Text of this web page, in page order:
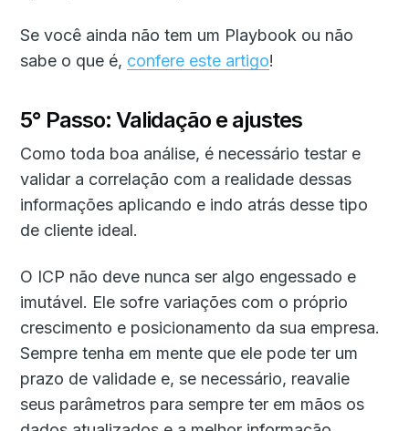
Se você ainda não tem um Playbook ou não
sabe o que é, confere este artigo!
5° Passo: Validação e ajustes
Como toda boa análise, é necessário testar e
validar a correlação com a realidade dessas
informações aplicando e indo atrás desse tipo
de cliente ideal.
O ICP não deve nunca ser algo engessado e
imutável. Ele sofre variações com o próprio
crescimento e posicionamento da sua empresa.
Sempre tenha em mente que ele pode ter um
prazo de validade e, se necessário, reavalie
seus parâmetros para sempre ter em mãos os